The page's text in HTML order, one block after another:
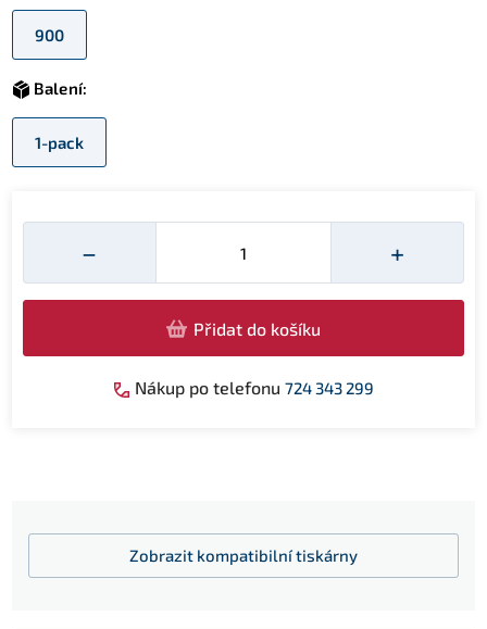
900
Balení:
1-pack
−
Množství
+
Přidat do košíku
Nákup po telefonu 724 343 299
Zobrazit kompatibilní tiskárny